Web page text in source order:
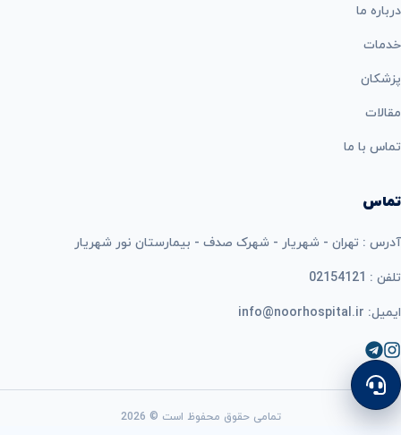
درباره ما
خدمات
پزشکان
مقالات
تماس با ما
تماس
آدرس : تهران - شهریار - شهرک صدف - بیمارستان نور شهریار
تلفن : 02154121
ایمیل: info@noorhospital.ir
تمامی حقوق محفوظ است © 2026